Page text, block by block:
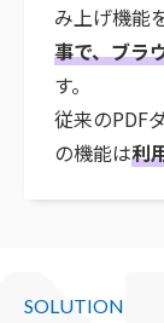
み上げ機能
事で、ブラ
す。
従来のPDF
の機能は利
SOLUTION